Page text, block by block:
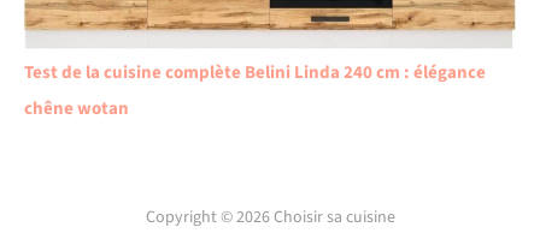
Test de la cuisine complète Belini Linda 240 cm : élégance
chêne wotan
Copyright © 2026 Choisir sa cuisine